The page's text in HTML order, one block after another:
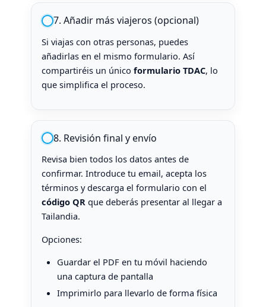
7. Añadir más viajeros (opcional)
Si viajas con otras personas, puedes
añadirlas en el mismo formulario. Así
compartiréis un único formulario TDAC, lo
que simplifica el proceso.
8. Revisión final y envío
Revisa bien todos los datos antes de
confirmar. Introduce tu email, acepta los
términos y descarga el formulario con el
código QRque deberás presentar al llegar a
Tailandia.
Opciones:
Guardar el PDF en tu móvil haciendo
una captura de pantalla
Imprimirlo para llevarlo de forma física